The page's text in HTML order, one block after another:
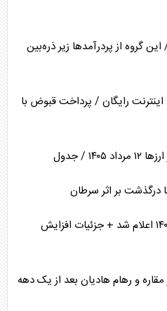
گروه از پردرآمد‌ها زیر ذره‌بین
رایگان / پرداخت قبوض با
/ جدول
درگذشت بر اثر سرطان
قیمت جدید سایپا ۱۵۱ مرداد ۱۴۰۵ اعلام شد + جزئیات افزایش
مقاره و رهام هادیان بعد از یک دهه